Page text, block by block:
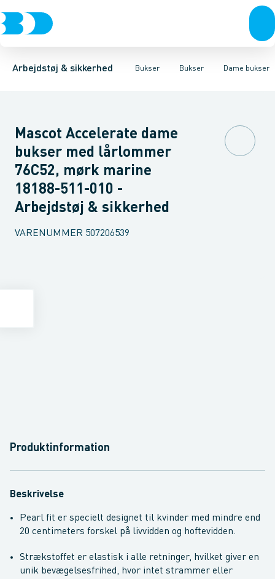
Arbejdstøj & sikkerhed Bukser
Trøjer & t-shirtsBukser Overtøj & huer Undertøj & sokkerSko
Bukser
BukserKnickers & Shorts OverallsKedeldragter Knæskånere
Dame bukser
Bukser med hængelommer Bukser med lårlommer
Mascot Accelerate dame
bukser med lårlommer
76C52, mørk marine
18188-511-010 -
Arbejdstøj & sikkerhed
VARENUMMER 507206539
Produktinformation
Beskrivelse
Pearl fit er specielt designet til kvinder med mindre end
20 centimeters forskel på livvidden og hoftevidden.
Strækstoffet er elastisk i alle retninger, hvilket giver en
unik bevægelsesfrihed, hvor intet strammer eller